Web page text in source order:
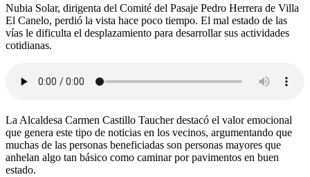
Nubia Solar, dirigenta del Comité del Pasaje Pedro Herrera de Villa
El Canelo, perdió la vista hace poco tiempo. El mal estado de las
vías le dificulta el desplazamiento para desarrollar sus actividades
cotidianas.
La Alcaldesa Carmen Castillo Taucher destacó el valor emocional
que genera este tipo de noticias en los vecinos, argumentando que
muchas de las personas beneficiadas son personas mayores que
anhelan algo tan básico como caminar por pavimentos en buen
estado.